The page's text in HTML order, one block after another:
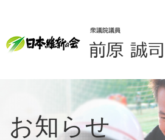
前原誠司（衆議院
お知らせ